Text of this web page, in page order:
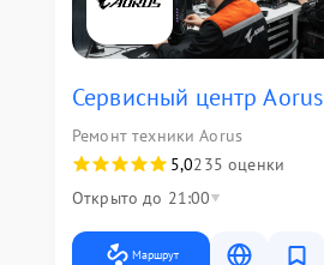
Сервисный центр Aorus
Ремонт техники Aorus
5,0235 оценки
Открыто до 21:00
Маршрут